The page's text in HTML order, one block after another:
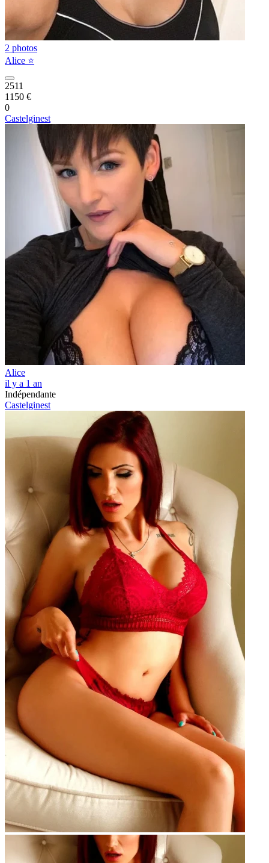
2 photos
Alice ⭐️
2511
1150 €
0
Castelginest
Alice
il y a 1 an
Indépendante
Castelginest